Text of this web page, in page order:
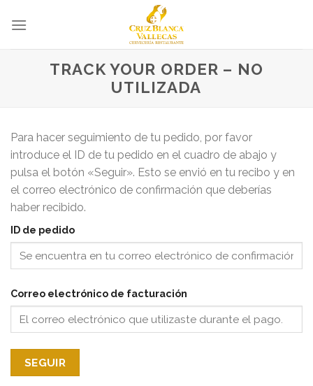
TRACK YOUR ORDER – NO
UTILIZADA
Para hacer seguimiento de tu pedido, por favor
introduce el ID de tu pedido en el cuadro de abajo y
pulsa el botón «Seguir». Esto se envió en tu recibo y en
el correo electrónico de confirmación que deberías
haber recibido.
ID de pedido
Correo electrónico de facturación
SEGUIR